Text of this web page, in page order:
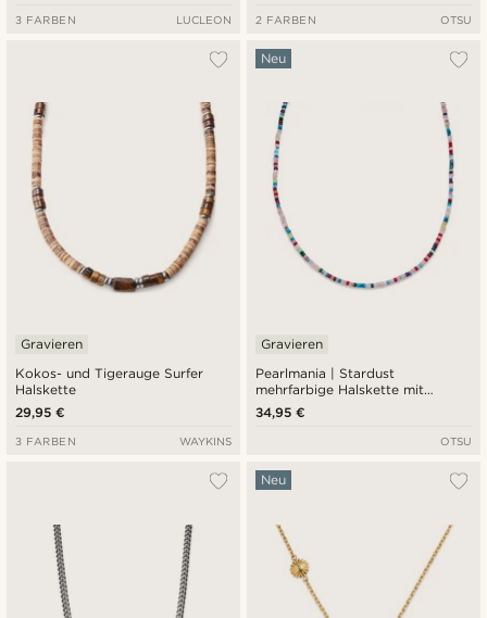
3 FARBEN LUCLEON 2 FARBEN OTSU
Kokos- und Tigerauge Surfer
Halskette
Gravieren
29,95 €
3 FARBEN WAYKINS
Pearlmania | Stardust
mehrfarbige Halskette mit
Glasperlen
Neu
Gravieren
34,95 €
OTSU
Neu